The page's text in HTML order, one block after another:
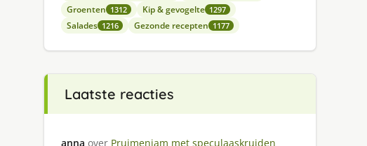
Groenten 1312 Kip & gevogelte 1297
Salades 1216 Gezonde recepten 1177
Laatste reacties
anna over Pruimenjam met speculaaskruiden